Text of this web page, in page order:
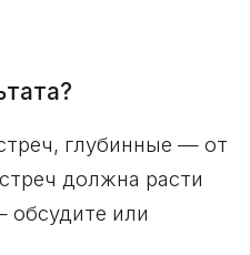
глубинные — от
должна расти
обсудите или